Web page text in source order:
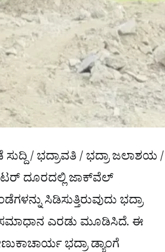
/ ಭದ್ರಾವತಿ / ಭದ್ರಾ ಜಲಾಶಯ /
ದೂರದಲ್ಲಿ ಜಾಕ್‌ವೆಲ್
ಸಿಡಿಸುತ್ತಿರುವುದು ಭದ್ರಾ
ಅಸಮಾಧಾನ ಎರಡು ಮೂಡಿಸಿದೆ. ಈ
ಭದ್ರಾ ಡ್ಯಾಂಗೆ